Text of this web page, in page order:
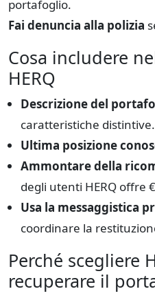
portafoglio.
Fai denuncia alla polizia
Cosa includere
HERQ
Descrizione del
caratteristiche distintive.
Ultima posizione
Ammontare della
degli utenti HERQ offre
Usa la messaggistica
coordinare la
Perché scegliere
recuperare il